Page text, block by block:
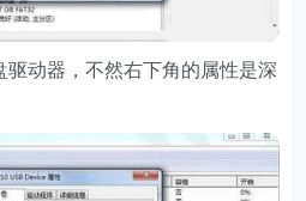
动器，不然右下角的属性是深